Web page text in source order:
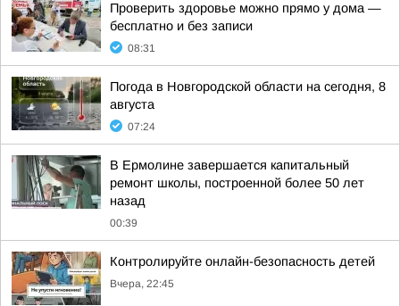
Проверить здоровье можно прямо у дома —
бесплатно и без записи
08:31
Погода в Новгородской области на сегодня, 8
августа
07:24
В Ермолине завершается капитальный
ремонт школы, построенной более 50 лет
назад
00:39
Контролируйте онлайн-безопасность детей
Вчера, 22:45